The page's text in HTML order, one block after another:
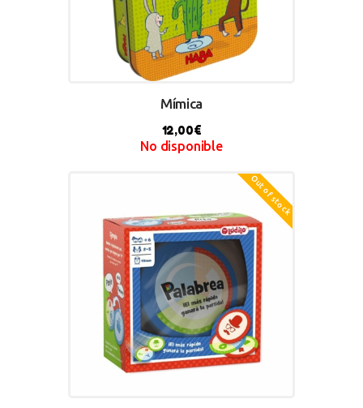
Mímica
12,00€
No disponible
Out of stock